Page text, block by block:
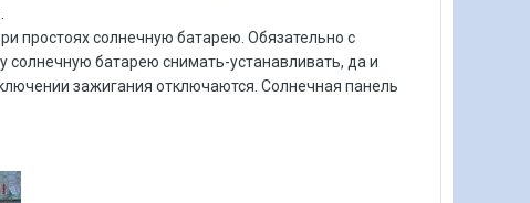
простоях солнечную батарею. Обязательно с
солнечную батарею снимать-устанавливать, да и
зажигания отключаются. Солнечная панель